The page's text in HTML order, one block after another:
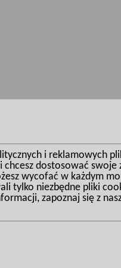
I  Wszelkie prawa
ul. Bukowa 22, Łajski,
|Domy duże ok.200m2 |
i reklamowych
chcesz dostosować
wycofać w każdym
tylko niezbędne pliki
zapoznaj się z